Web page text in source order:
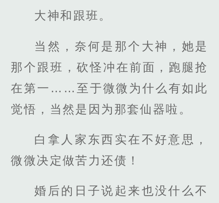
大神和跟班。
当然，奈何是那个大神，她是
那个跟班，砍怪冲在前面，跑腿抢
在第一……至于微微为什么有如此
觉悟，当然是因为那套仙器啦。
白拿人家东西实在不好意思，
微微决定做苦力还债！
婚后的日子说起来也没什么不